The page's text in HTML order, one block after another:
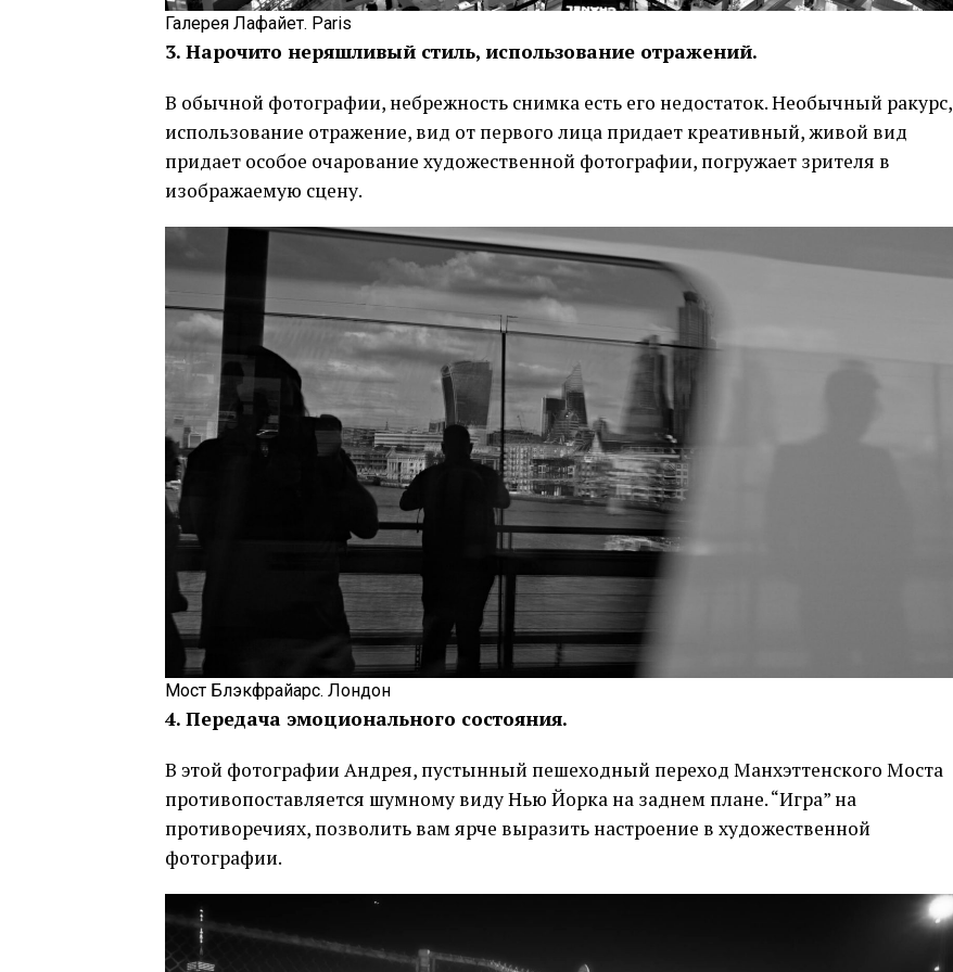
Галерея Лафайет. Paris
3. Нарочито неряшливый стиль, использование отражений.
В обычной фотографии, небрежность снимка есть его недостаток. Необычный ракурс,
использование отражение, вид от первого лица придает креативный, живой вид
придает особое очарование художественной фотографии, погружает зрителя в
изображаемую сцену.
Мост Блэкфрайарс. Лондон
4. Передача эмоционального состояния.
В этой фотографии Андрея, пустынный пешеходный переход Манхэттенского Моста
противопоставляется шумному виду Нью Йорка на заднем плане. “Игра” на
противоречиях, позволить вам ярче выразить настроение в художественной
фотографии.